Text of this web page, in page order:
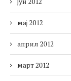
мај 2012
април 2012
март 2012